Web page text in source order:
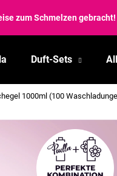
zum Schmelzen gebracht!
Duft-Sets
1000ml (100
Was suchen
Wir